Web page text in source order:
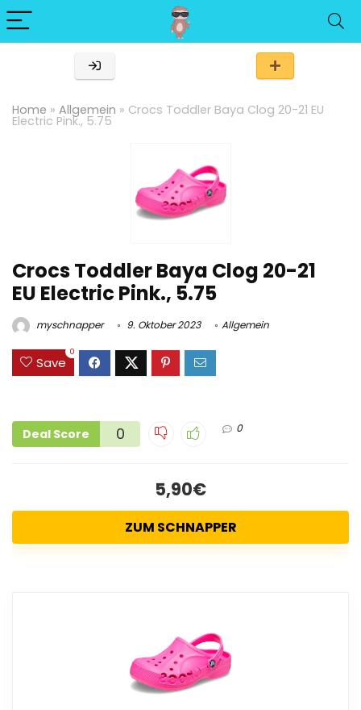
Home » Allgemein » Crocs Toddler Baya Clog 20-21 EU
Electric Pink., 5.75
Crocs Toddler Baya Clog 20-21
EU Electric Pink., 5.75
myschnapper 9. Oktober 2023 Allgemein
Save
0
Deal Score 0 0
5,90€
ZUM SCHNAPPER